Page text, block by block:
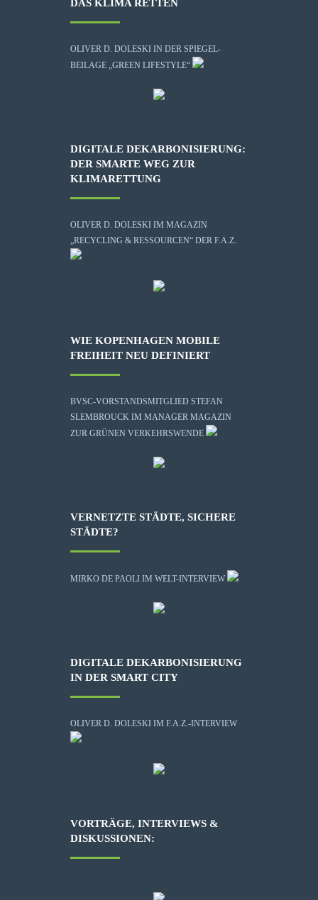
DAS KLIMA RETTEN
OLIVER D. DOLESKI IN DER SPIEGEL-
BEILAGE „GREEN LIFESTYLE“
DIGITALE DEKARBONISIERUNG:
DER SMARTE WEG ZUR
KLIMARETTUNG
OLIVER D. DOLESKI IM MAGAZIN
„RECYCLING & RESSOURCEN“ DER F.A.Z.
WIE KOPENHAGEN MOBILE
FREIHEIT NEU DEFINIERT
BVSC-VORSTANDSMITGLIED STEFAN
SLEMBROUCK IM MANAGER MAGAZIN
ZUR GRÜNEN VERKEHRSWENDE
VERNETZTE STÄDTE, SICHERE
STÄDTE?
MIRKO DE PAOLI IM WELT-INTERVIEW
DIGITALE DEKARBONISIERUNG
IN DER SMART CITY
OLIVER D. DOLESKI IM F.A.Z.-INTERVIEW
VORTRÄGE, INTERVIEWS &
DISKUSSIONEN: